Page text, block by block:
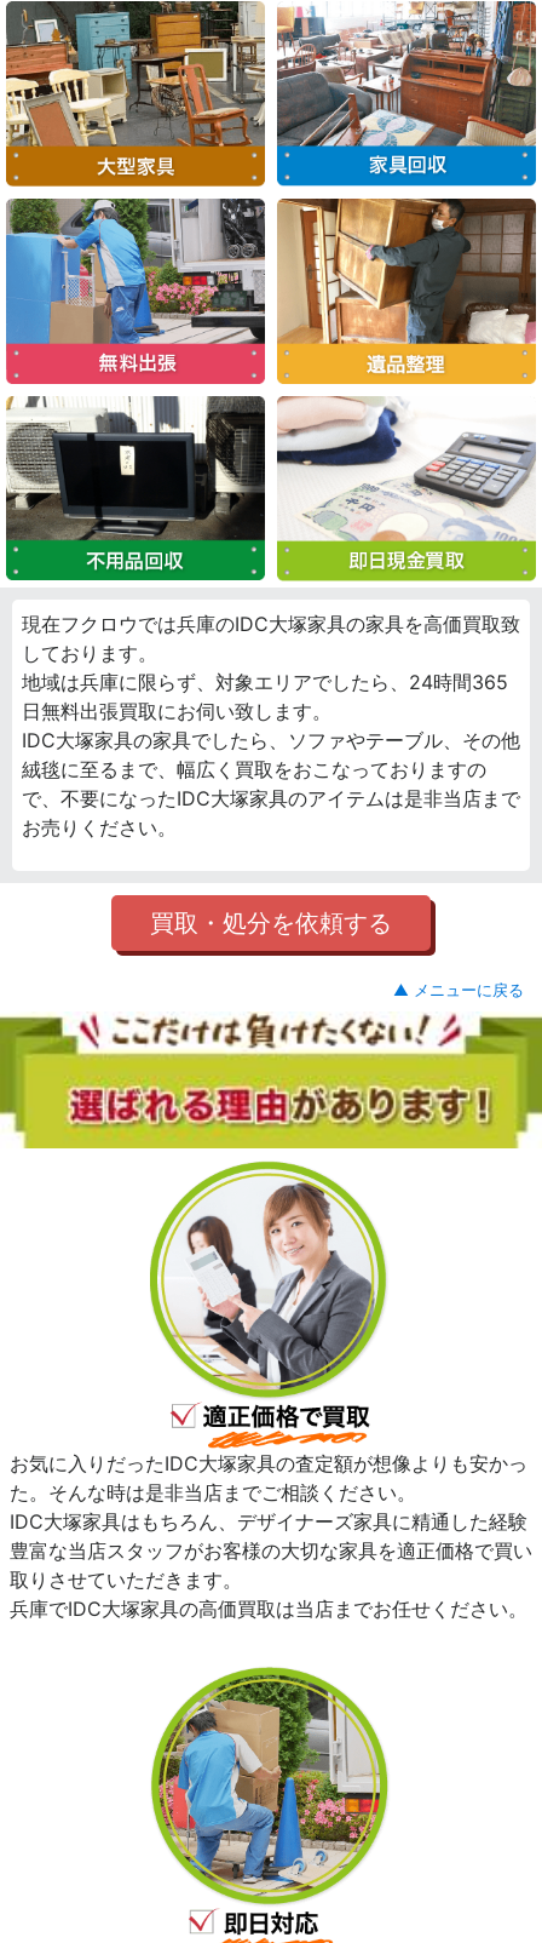
現在フクロウでは兵庫のIDC大塚家具の家具を高価買取致
しております。
地域は兵庫に限らず、対象エリアでしたら、24時間365
日無料出張買取にお伺い致します。
IDC大塚家具の家具でしたら、ソファやテーブル、その他
絨毯に至るまで、幅広く買取をおこなっておりますの
で、不要になったIDC大塚家具のアイテムは是非当店まで
お売りください。
買取・処分を依頼する
▲ メニューに戻る
お気に入りだったIDC大塚家具の査定額が想像よりも安かっ
た。そんな時は是非当店までご相談ください。
IDC大塚家具はもちろん、デザイナーズ家具に精通した経験
豊富な当店スタッフがお客様の大切な家具を適正価格で買い
取りさせていただきます。
兵庫でIDC大塚家具の高価買取は当店までお任せください。